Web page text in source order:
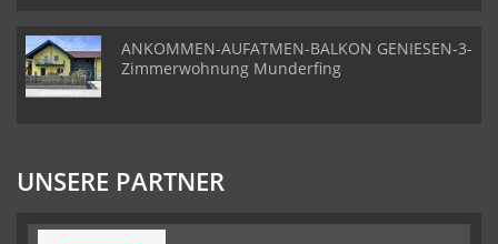
ANKOMMEN-AUFATMEN-BALKON GENIESEN-3-
Zimmerwohnung Munderfing
UNSERE PARTNER